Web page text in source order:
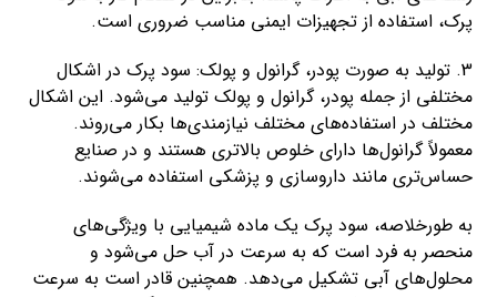
پرک، استفاده از تجهیزات ایمنی مناسب ضروری است.
3. تولید به صورت پودر، گرانول و پولک: سود پرک در اشکال
مختلفی از جمله پودر، گرانول و پولک تولید می‌شود. این اشکال
مختلف در استفاده‌های مختلف نیازمندی‌ها بکار می‌روند.
معمولاً گرانول‌ها دارای خلوص بالاتری هستند و در صنایع
حساس‌تری مانند داروسازی و پزشکی استفاده می‌شوند.
به طورخلاصه، سود پرک یک ماده شیمیایی با ویژگی‌های
منحصر به فرد است که به سرعت در آب حل می‌شود و
محلول‌های آبی تشکیل می‌دهد. همچنین قادر است به سرعت